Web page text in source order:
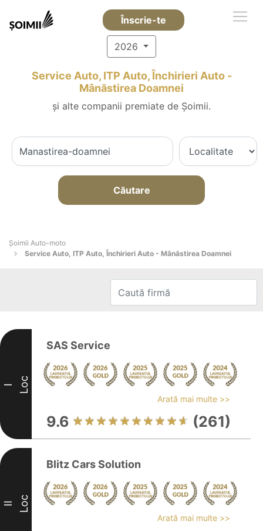
Înscrie-te
2026
Service Auto, ITP Auto, Închirieri Auto -
Mânăstirea Doamnei
și alte companii premiate de Șoimii.
Căutare
Șoimii Auto-moto
Service Auto, ITP Auto, Închirieri Auto - Mânăstirea Doamnei
I Loc
SAS Service
Arată mai multe >>
9.6 (261)
II Loc
Blitz Cars Solution
Arată mai multe >>